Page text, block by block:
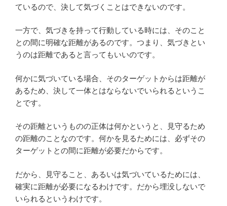
ているので、決して気づくことはできないのです。
一方で、気づきを持って行動している時には、そのこと
との間に明確な距離があるのです。つまり、気づきとい
うのは距離であると言ってもいいのです。
何かに気づいている場合、そのターゲットからは距離が
あるため、決して一体とはならないでいられるというこ
とです。
その距離というものの正体は何かというと、見守るため
の距離のことなのです。何かを見るためには、必ずその
ターゲットとの間に距離が必要だからです。
だから、見守ること、あるいは気づいているためには、
確実に距離が必要になるわけです。だから埋没しないで
いられるというわけです。